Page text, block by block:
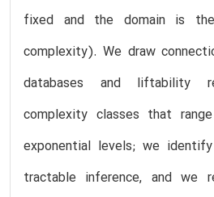
fixed and the domain is
complexity). We draw
databases and liftability
complexity classes that
exponential levels; we
tractable inference, and we